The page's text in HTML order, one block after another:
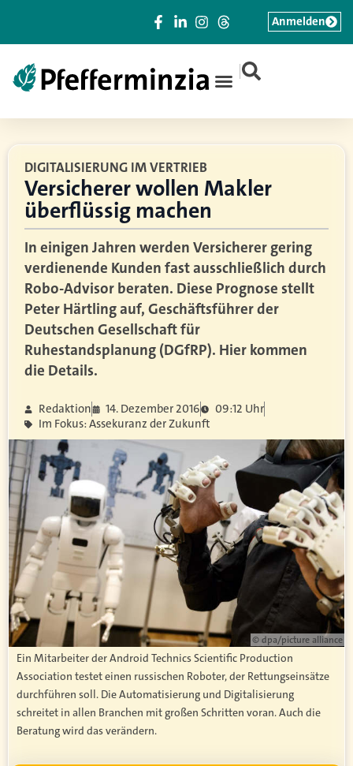
|
Anmelden
DIGITALISIERUNG IM VERTRIEB
Versicherer wollen Makler
überflüssig machen
In einigen Jahren werden Versicherer gering
verdienende Kunden fast ausschließlich durch
Robo-Advisor beraten. Diese Prognose stellt
Peter Härtling auf, Geschäftsführer der
Deutschen Gesellschaft für
Ruhestandsplanung (DGfRP). Hier kommen
die Details.
Redaktion 14. Dezember 2016
09:12 Uhr
Im Fokus: Assekuranz der Zukunft
© dpa/picture alliance
Ein Mitarbeiter der Android Technics Scientific Production
Association testet einen russischen Roboter, der Rettungseinsätze
durchführen soll. Die Automatisierung und Digitalisierung
schreitet in allen Branchen mit großen Schritten voran. Auch die
Beratung wird das verändern.